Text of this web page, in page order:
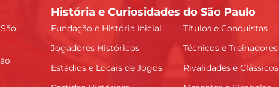
História e Curiosidades do São Paulo
Fundação e História Inicial
Títulos e Conquistas
Jogadores Históricos
Técnicos e Treinadores
Estádios e Locais de Jogos
Rivalidades e Clássicos